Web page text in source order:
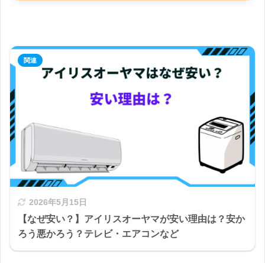
2026年5月15日
【なぜ安い？】アイリスオーヤマが安い理由は？安か
ろう悪かろう？テレビ・エアコンなど